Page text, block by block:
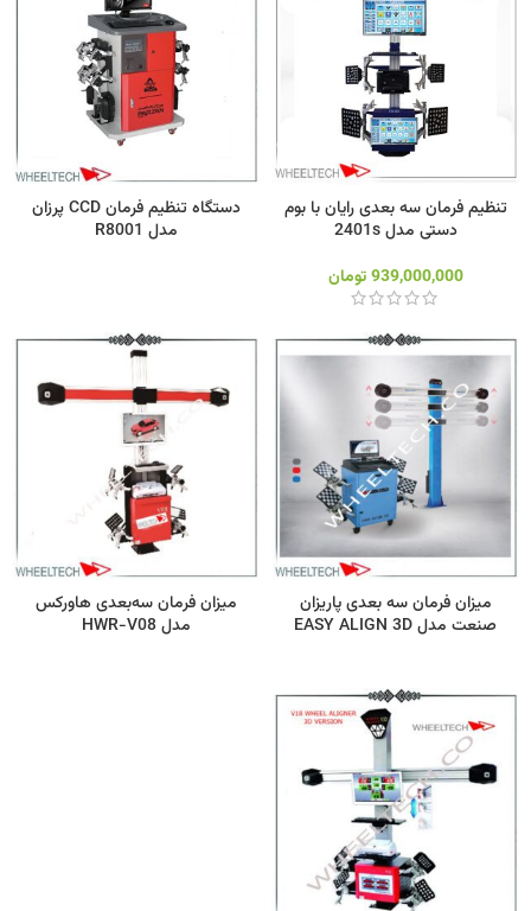
تنظیم فرمان سه‌ بعدی رایان با بوم
دستی مدل 2401s
939,000,000 تومان
دستگاه تنظیم فرمان CCD پرزان
مدل R8001
میزان فرمان سه بعدی پاریزان
صنعت مدل EASY ALIGN 3D
میزان فرمان سه‌بعدی هاورکس
مدل HWR-V08